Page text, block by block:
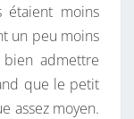
étaient moins
un peu moins
admettre
que le petit
assez moyen.